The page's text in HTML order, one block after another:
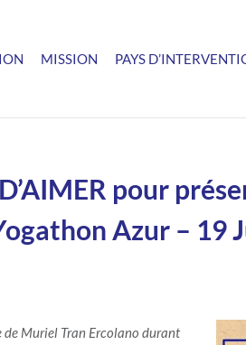
MISSION PAYS
pour
Azur – 19
de Muriel Tran Ercolano durant